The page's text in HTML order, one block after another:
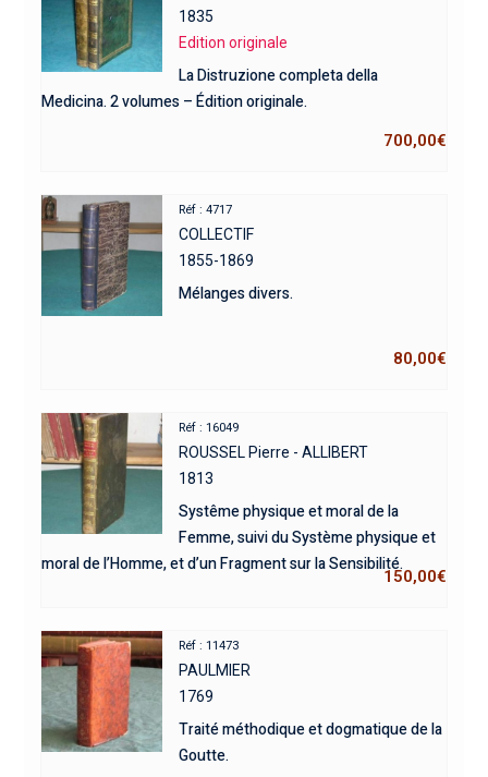
1835
Edition originale
La Distruzione completa della
Medicina. 2 volumes – Édition originale.
700,00€
Réf : 4717
COLLECTIF
1855-1869
Mélanges divers.
80,00€
Réf : 16049
ROUSSEL Pierre - ALLIBERT
1813
Systême physique et moral de la
Femme, suivi du Système physique et
moral de l’Homme, et d’un Fragment sur la Sensibilité.
150,00€
Réf : 11473
PAULMIER
1769
Traité méthodique et dogmatique de la
Goutte.